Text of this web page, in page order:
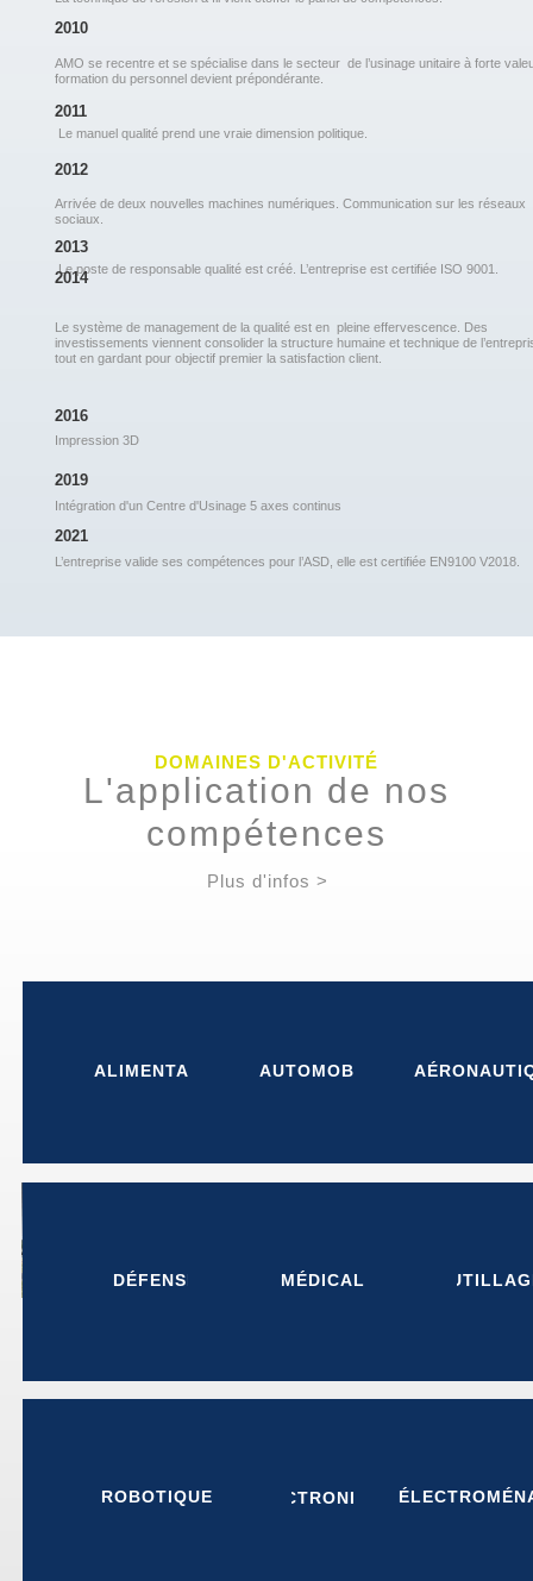
2010
AMO se recentre et se spécialise dans le secteur de l’usinage unitaire à forte
formation du personnel devient prépondérante.
2011
Le manuel qualité prend une vraie dimension politique.
2012
Arrivée de deux nouvelles machines numériques. Communication sur les réseaux
sociaux.
2013
Le poste de responsable qualité est créé. L’entreprise est certifiée ISO 9001.
2014
Le système de management de la qualité est en pleine effervescence. Des
investissements viennent consolider la structure humaine et technique de
tout en gardant pour objectif premier la satisfaction client.
2016
Impression 3D
2019
Intégration d'un Centre d'Usinage 5 axes continus
2021
L’entreprise valide ses compétences pour l’ASD, elle est certifiée EN9100 V2018.
DOMAINES D'ACTIVITÉ
L'application de nos
compétences
ALIMENTAIRE
DÉFENSE
ROBOTIQUE
AUTOMOBILE
MÉDICAL
ÉLECTRONIQUE
Plus d'infos >